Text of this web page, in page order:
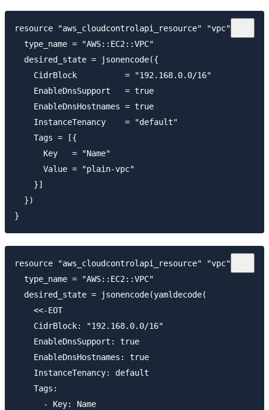
resource "aws_cloudcontrolapi_resource" "vpc" {
  type_name = "AWS::EC2::VPC"
  desired_state = jsonencode({
    CidrBlock          = "192.168.0.0/16"
    EnableDnsSupport   = true
    EnableDnsHostnames = true
    InstanceTenancy    = "default"
    Tags = [{
      Key   = "Name"
      Value = "plain-vpc"
    }]
  })
resource "aws_cloudcontrolapi_resource" "vpc" {
  type_name = "AWS::EC2::VPC"
  desired_state = jsonencode(yamldecode(
    <<-EOT
    CidrBlock: "192.168.0.0/16"
    EnableDnsSupport: true
    EnableDnsHostnames: true
    InstanceTenancy: default
    Tags:
      - Key: Name